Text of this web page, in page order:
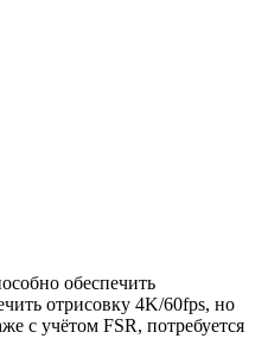
обеспечить
отрисовку 4K/60fps, но
с учётом FSR, потребуется